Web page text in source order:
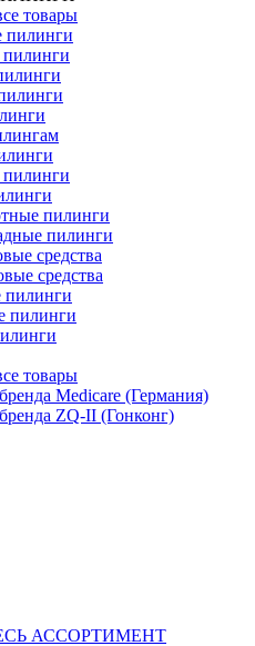
товары
пилинги
пилинги
пилинги
пилинги
средства
средства
пилинги
пилинги
товары
Medicare (Германия)
ZQ-II (Гонконг)
АССОРТИМЕНТ